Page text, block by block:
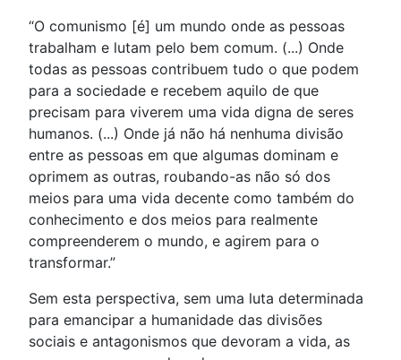
“O comunismo [é] um mundo onde as pessoas
trabalham e lutam pelo bem comum. (...) Onde
todas as pessoas contribuem tudo o que podem
para a sociedade e recebem aquilo de que
precisam para viverem uma vida digna de seres
humanos. (...) Onde já não há nenhuma divisão
entre as pessoas em que algumas dominam e
oprimem as outras, roubando-as não só dos
meios para uma vida decente como também do
conhecimento e dos meios para realmente
compreenderem o mundo, e agirem para o
transformar.”
Sem esta perspectiva, sem uma luta determinada
para emancipar a humanidade das divisões
sociais e antagonismos que devoram a vida, as